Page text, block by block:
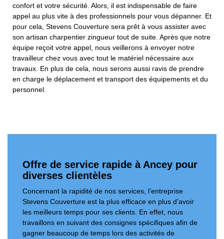
confort et votre sécurité. Alors, il est indispensable de faire
appel au plus vite à des professionnels pour vous dépanner. Et
pour cela, Stevens Couverture sera prêt à vous assister avec
son artisan charpentier zingueur tout de suite. Après que notre
équipe reçoit votre appel, nous veillerons à envoyer notre
travailleur chez vous avec tout le matériel nécessaire aux
travaux. En plus de cela, nous serons aussi ravis de prendre
en charge le déplacement et transport des équipements et du
personnel.
Offre de service rapide à Ancey pour
diverses clientèles
Concernant la rapidité de nos services, l’entreprise
Stevens Couverture est la plus efficace en plus d’avoir
les meilleurs temps pour ses clients. En effet, nous
travaillons en suivant des consignes spécifiques afin de
gagner beaucoup de temps lors des activités de